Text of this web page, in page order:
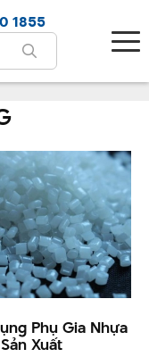
1855
Phụ Gia Nhựa
Xuất